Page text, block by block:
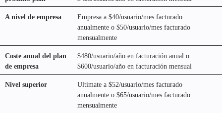
A nivel de empresa
Empresa a $40/usuario/mes facturado
anualmente o $50/usuario/mes facturado
mensualmente
Coste anual del plan
de empresa
$480/usuario/año en facturación anual o
$600/usuario/año en facturación mensual
Nivel superior
Ultimate a $52/usuario/mes facturado
anualmente o $65/usuario/mes facturado
mensualmente